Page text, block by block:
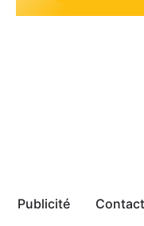
Publicité